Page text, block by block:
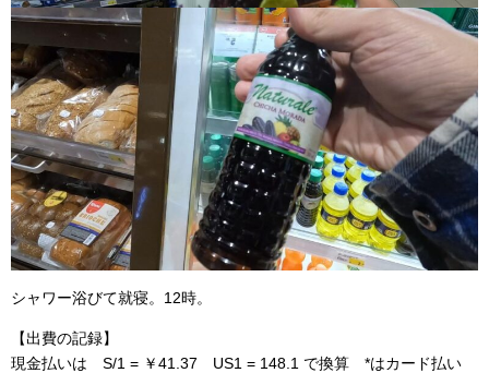
シャワー浴びて就寝。12時。
【出費の記録】
現金払いは S/1 = ￥41.37 US1 = 148.1 で換算 *はカード払い